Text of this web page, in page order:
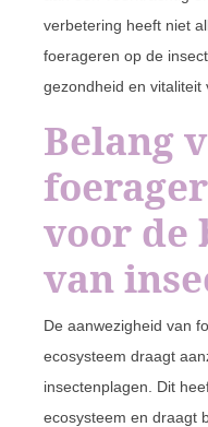
verbetering heeft niet
foerageren op de
gezondheid en vitaliteit
Belang
voor de
van
De aanwezigheid van
ecosysteem draagt
insectenplagen. Dit
ecosysteem en draagt